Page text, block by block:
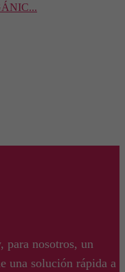
para nosotros, un
una solución rápida a